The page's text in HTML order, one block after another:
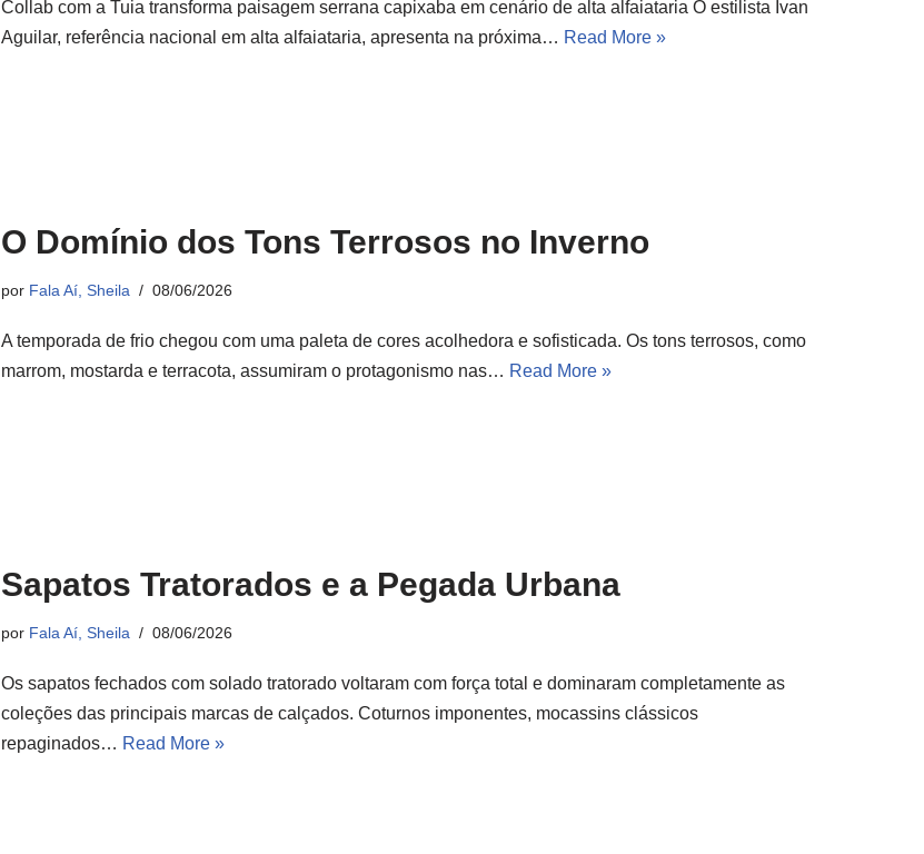
Collab com a Tuia transforma paisagem serrana capixaba em cenário de alta alfaiataria O estilista Ivan
Aguilar, referência nacional em alta alfaiataria, apresenta na próxima… Read More »
O Domínio dos Tons Terrosos no Inverno
por Fala Aí, Sheila 08/06/2026
A temporada de frio chegou com uma paleta de cores acolhedora e sofisticada. Os tons terrosos, como
marrom, mostarda e terracota, assumiram o protagonismo nas… Read More »
Sapatos Tratorados e a Pegada Urbana
por Fala Aí, Sheila 08/06/2026
Os sapatos fechados com solado tratorado voltaram com força total e dominaram completamente as
coleções das principais marcas de calçados. Coturnos imponentes, mocassins clássicos
repaginados… Read More »